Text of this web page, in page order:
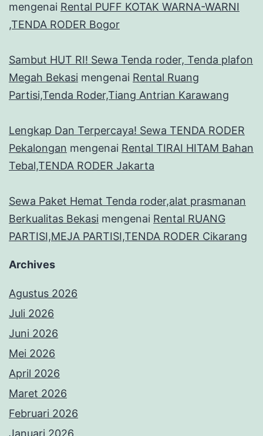
mengenai Rental PUFF KOTAK WARNA-WARNI
,TENDA RODER Bogor
Sambut HUT RI! Sewa Tenda roder, Tenda plafon
Megah Bekasi mengenai Rental Ruang
Partisi,Tenda Roder,Tiang Antrian Karawang
Lengkap Dan Terpercaya! Sewa TENDA RODER
Pekalongan mengenai Rental TIRAI HITAM Bahan
Tebal,TENDA RODER Jakarta
Sewa Paket Hemat Tenda roder,alat prasmanan
Berkualitas Bekasi mengenai Rental RUANG
PARTISI,MEJA PARTISI,TENDA RODER Cikarang
Archives
Agustus 2026
Juli 2026
Juni 2026
Mei 2026
April 2026
Maret 2026
Februari 2026
Januari 2026